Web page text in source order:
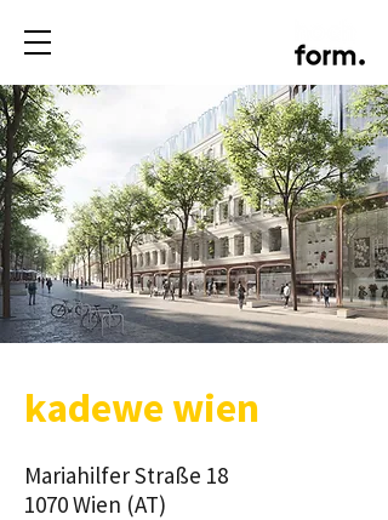
kadewe wien
Mariahilfer Straße 18
1070 Wien (AT)